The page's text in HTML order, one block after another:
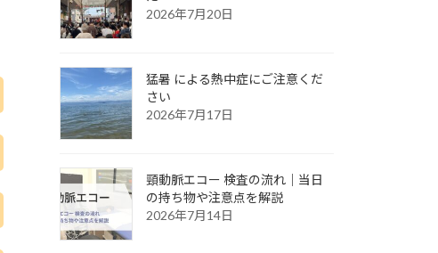
2026年7月20日
猛暑 による熱中症にご注意くだ
さい
2026年7月17日
頸動脈エコー 検査の流れ｜当日
の持ち物や注意点を解説
2026年7月14日